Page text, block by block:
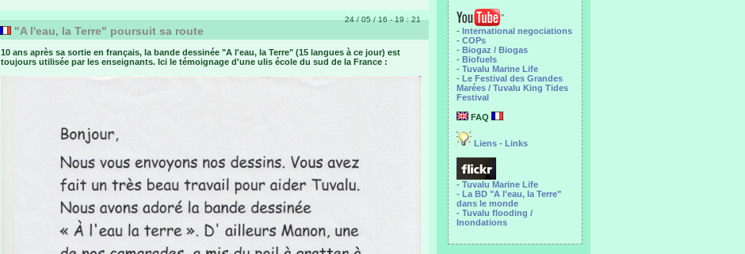
- International negociations
- COPs
- Biogaz / Biogas
- Biofuels
- Tuvalu Marine Life
- Le Festival des Grandes
Marées / Tuvalu King Tides
Festival
FAQ
Liens - Links
- Tuvalu Marine Life
- La BD "A l'eau, la Terre"
dans le monde
- Tuvalu flooding /
Inondations
24 / 05 / 16 - 19 : 21
"A l'eau, la Terre" poursuit sa route
10 ans après sa sortie en français, la bande dessinée "A l'eau, la Terre" (15 langues à ce jour) est
toujours utilisée par les enseignants. Ici le témoignage d'une ulis école du sud de la France :